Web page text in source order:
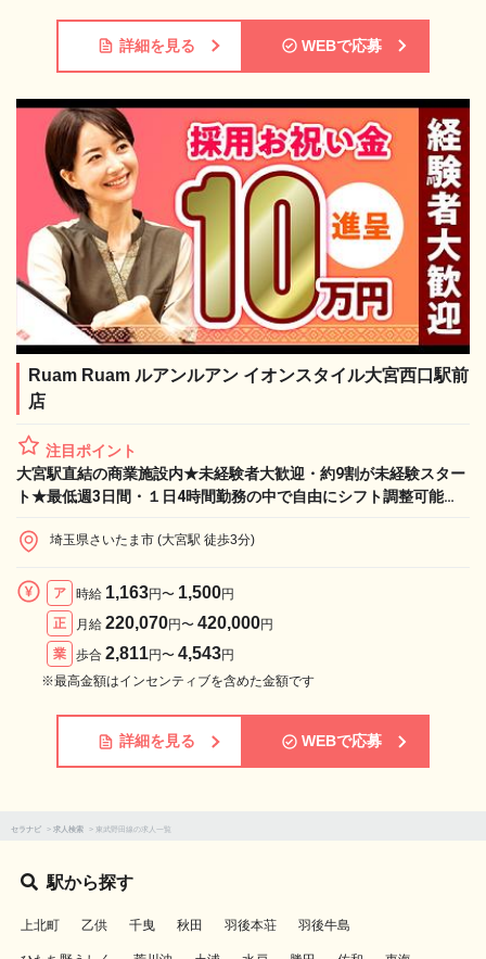
詳細を見る WEBで応募
Ruam Ruam ルアンルアン イオンスタイル大宮西口駅前
店
注目ポイント
大宮駅直結の商業施設内★未経験者大歓迎・約9割が未経験スター
ト★最低週3日間・１日4時間勤務の中で自由にシフト調整可能
埼玉県さいたま市 (大宮駅 徒歩3分)
ア 時給 1,163円〜 1,500円
正
月給 220,070円〜 420,000円
業
歩合 2,811円〜 4,543円
※最高金額はインセンティブを含めた金額です
詳細を見る WEBで応募
セラナビ > 求人検索 > 東武野田線の求人一覧
駅から探す
上北町 乙供 千曳 秋田 羽後本荘 羽後牛島